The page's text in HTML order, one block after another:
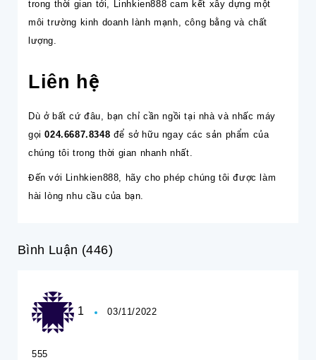
trong thời gian tới, Linhkien888 cam kết xây dựng một
môi trường kinh doanh lành mạnh, công bằng và chất
lượng.
Liên hệ
Dù ở bất cứ đâu, bạn chỉ cần ngồi tại nhà và nhấc máy
gọi024.6687.8348 để sở hữu ngay các sản phẩm của
chúng tôi trong thời gian nhanh nhất.
Đến với Linhkien888, hãy cho phép chúng tôi được làm
hài lòng nhu cầu của bạn.
Bình Luận (446)
1 03/11/2022
555